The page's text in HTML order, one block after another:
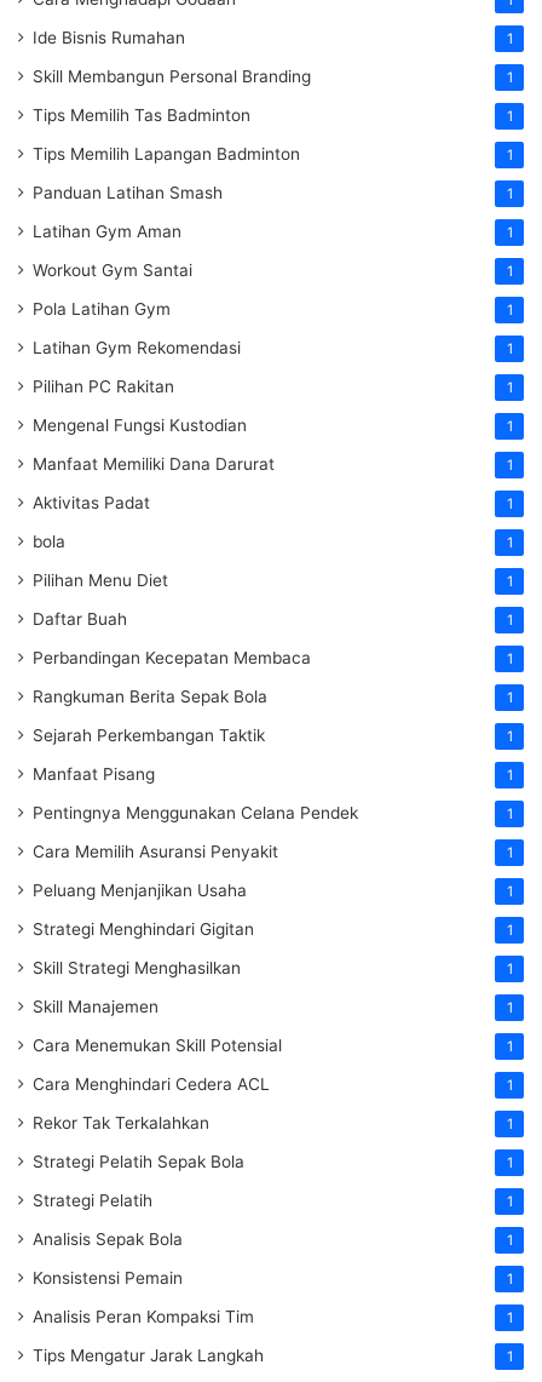
Ide Bisnis Rumahan 1
Skill Membangun Personal Branding 1
Tips Memilih Tas Badminton 1
Tips Memilih Lapangan Badminton 1
Panduan Latihan Smash 1
Latihan Gym Aman 1
Workout Gym Santai 1
Pola Latihan Gym 1
Latihan Gym Rekomendasi 1
Pilihan PC Rakitan 1
Mengenal Fungsi Kustodian 1
Manfaat Memiliki Dana Darurat 1
Aktivitas Padat 1
bola 1
Pilihan Menu Diet 1
Daftar Buah 1
Perbandingan Kecepatan Membaca 1
Rangkuman Berita Sepak Bola 1
Sejarah Perkembangan Taktik 1
Manfaat Pisang 1
Pentingnya Menggunakan Celana Pendek 1
Cara Memilih Asuransi Penyakit 1
Peluang Menjanjikan Usaha 1
Strategi Menghindari Gigitan 1
Skill Strategi Menghasilkan 1
Skill Manajemen 1
Cara Menemukan Skill Potensial 1
Cara Menghindari Cedera ACL 1
Rekor Tak Terkalahkan 1
Strategi Pelatih Sepak Bola 1
Strategi Pelatih 1
Analisis Sepak Bola 1
Konsistensi Pemain 1
Analisis Peran Kompaksi Tim 1
Tips Mengatur Jarak Langkah 1